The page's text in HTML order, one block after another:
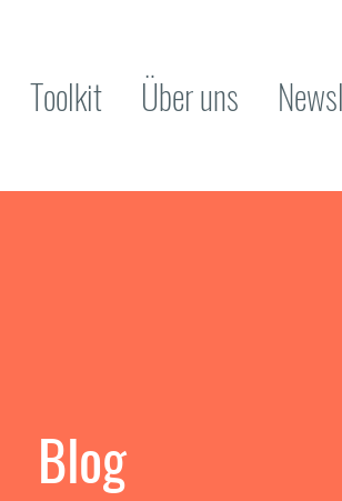
Toolkit Über uns
Blog